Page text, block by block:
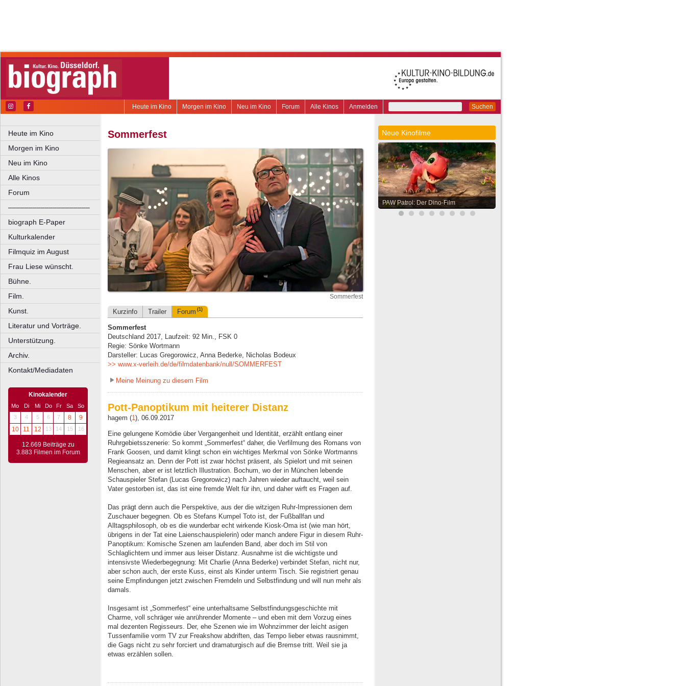
Suchen
Anmelden
Alle Kinos
Forum
Neu im Kino
Morgen im Kino
Heute im Kino
Heute im Kino
Morgen im Kino
Neu im Kino
Alle Kinos
Forum
––––––––––––––––––––
biograph E-Paper
Kulturkalender
Filmquiz im August
Frau Liese wünscht.
Bühne.
Film.
Kunst.
Literatur und Vorträge.
Unterstützung.
Archiv.
Kontakt/Mediadaten
Kinokalender
Mo Di Mi Do Fr Sa
So
3
4 5 6 7 8
9
10
11 12 13 14 15 16
12.669 Beiträge zu
3.883 Filmen im Forum
Sommerfest
Sommerfest
Kurzinfo Trailer Forum (1)
Sommerfest
Deutschland 2017, Laufzeit: 92 Min., FSK 0
Regie: Sönke Wortmann
Darsteller: Lucas Gregorowicz, Anna Bederke, Nicholas Bodeux
>> www.x-verleih.de/de/filmdatenbank/null/SOMMERFEST
Meine Meinung zu diesem Film
Pott-Panoptikum mit heiterer Distanz
hagem (1), 06.09.2017
Eine gelungene Komödie über Vergangenheit und Identität, erzählt entlang einer
Ruhrgebietsszenerie: So kommt „Sommerfest“ daher, die Verfilmung des Romans von
Frank Goosen, und damit klingt schon ein wichtiges Merkmal von Sönke Wortmanns
Regieansatz an. Denn der Pott ist zwar höchst präsent, als Spielort und mit seinen
Menschen, aber er ist letztlich Illustration. Bochum, wo der in München lebende
Schauspieler Stefan (Lucas Gregorowicz) nach Jahren wieder auftaucht, weil sein
Vater gestorben ist, das ist eine fremde Welt für ihn, und daher wirft es Fragen auf.
Das prägt denn auch die Perspektive, aus der die witzigen Ruhr-Impressionen dem
Zuschauer begegnen. Ob es Stefans Kumpel Toto ist, der Fußballfan und
Alltagsphilosoph, ob es die wunderbar echt wirkende Kiosk-Oma ist (wie man hört,
übrigens in der Tat eine Laienschauspielerin) oder manch andere Figur in diesem Ruhr-
Panoptikum: Komische Szenen am laufenden Band, aber doch im Stil von
Schlaglichtern und immer aus leiser Distanz. Ausnahme ist die wichtigste und
intensivste Wiederbegegnung: Mit Charlie (Anna Bederke) verbindet Stefan, nicht nur,
aber schon auch, der erste Kuss, einst als Kinder unterm Tisch. Sie registriert genau
seine Empfindungen jetzt zwischen Fremdeln und Selbstfindung und will nun mehr als
damals.
Insgesamt ist „Sommerfest“ eine unterhaltsame Selbstfindungsgeschichte mit
Charme, voll schräger wie anrührender Momente – und eben mit dem Vorzug eines
mal dezenten Regisseurs. Der, ehe Szenen wie im Wohnzimmer der leicht asigen
Tussenfamilie vorm TV zur Freakshow abdriften, das Tempo lieber etwas rausnimmt,
die Gags nicht zu sehr forciert und dramaturgisch auf die Bremse tritt. Weil sie ja
etwas erzählen sollen.
Neue Kinofilme
PAW Patrol: Der Dino-Film